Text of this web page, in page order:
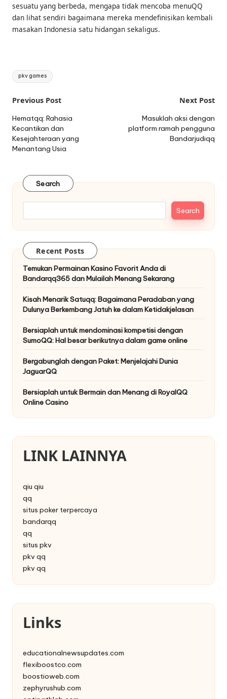
sesuatu yang berbeda, mengapa tidak mencoba menuQQ
dan lihat sendiri bagaimana mereka mendefinisikan kembali
masakan Indonesia satu hidangan sekaligus.
Tags:
pkv games
Post
navigation
Previous Post
Hematqq: Rahasia
Kecantikan dan
Kesejahteraan yang
Menantang Usia
Next Post
Masuklah aksi dengan
platform ramah pengguna
Bandarjudiqq
Search
Search
Recent Posts
Temukan Permainan Kasino Favorit Anda di
Bandarqq365 dan Mulailah Menang Sekarang
Kisah Menarik Satuqq: Bagaimana Peradaban yang
Dulunya Berkembang Jatuh ke dalam Ketidakjelasan
Bersiaplah untuk mendominasi kompetisi dengan
SumoQQ: Hal besar berikutnya dalam game online
Bergabunglah dengan Paket: Menjelajahi Dunia
JaguarQQ
Bersiaplah untuk Bermain dan Menang di RoyalQQ
Online Casino
LINK LAINNYA
qiu qiu
qq
situs poker terpercaya
bandarqq
qq
situs pkv
pkv qq
pkv qq
Links
educationalnewsupdates.com
flexiboostco.com
boostioweb.com
zephyrushub.com